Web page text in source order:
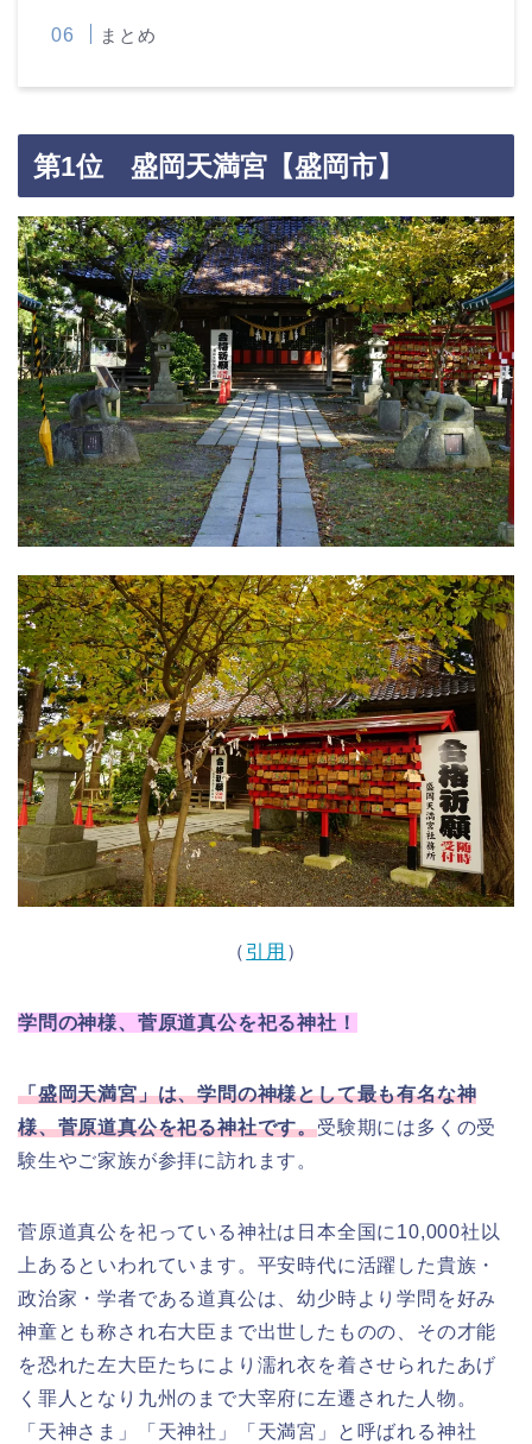
まとめ
第1位 盛岡天満宮【盛岡市】
（ 引用 ）
学問の神様、菅原道真公を祀る神社！
「盛岡天満宮」は、学問の神様として最も有名な神
様、菅原道真公を祀る神社です。受験期には多くの受
験生やご家族が参拝に訪れます。
菅原道真公を祀っている神社は日本全国に10,000社以
上あるといわれています。平安時代に活躍した貴族・
政治家・学者である道真公は、幼少時より学問を好み
神童とも称され右大臣まで出世したものの、その才能
を恐れた左大臣たちにより濡れ衣を着させられたあげ
く罪人となり九州のまで大宰府に左遷された人物。
「天神さま」「天神社」「天満宮」と呼ばれる神社